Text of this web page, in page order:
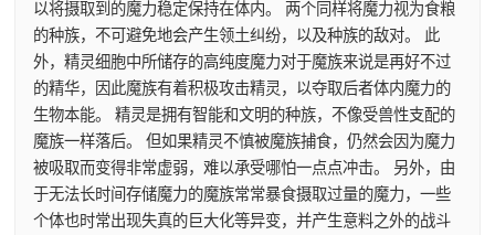
以将摄取到的魔力稳定保持在体内。 两个同样将魔力视为食粮
的种族，不可避免地会产生领土纠纷，以及种族的敌对。 此
外，精灵细胞中所储存的高纯度魔力对于魔族来说是再好不过
的精华，因此魔族有着积极攻击精灵，以夺取后者体内魔力的
生物本能。 精灵是拥有智能和文明的种族，不像受兽性支配的
魔族一样落后。 但如果精灵不慎被魔族捕食，仍然会因为魔力
被吸取而变得非常虚弱，难以承受哪怕一点点冲击。 另外，由
于无法长时间存储魔力的魔族常常暴食摄取过量的魔力，一些
个体也时常出现失真的巨大化等异变，并产生意料之外的战斗